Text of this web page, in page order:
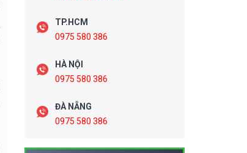
TP.HCM
0975 580 386
HÀ NỘI
0975 580 386
ĐÀ NẴNG
0975 580 386